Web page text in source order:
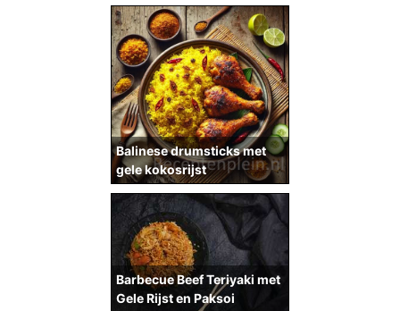
Balinese drumsticks met
gele kokosrijst
Barbecue Beef Teriyaki met
Gele Rijst en Paksoi